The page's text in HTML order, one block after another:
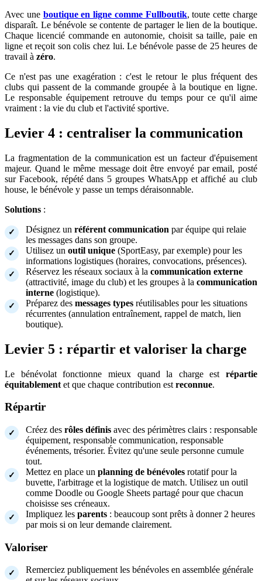
Avec une boutique en ligne comme Fullboutik, toute cette charge
disparaît. Le bénévole se contente de partager le lien de la boutique.
Chaque licencié commande en autonomie, choisit sa taille, paie en
ligne et reçoit son colis chez lui. Le bénévole passe de 25 heures de
travail à zéro.
Ce n'est pas une exagération : c'est le retour le plus fréquent des
clubs qui passent de la commande groupée à la boutique en ligne.
Le responsable équipement retrouve du temps pour ce qu'il aime
vraiment : la vie du club et l'activité sportive.
Levier 4 : centraliser la communication
La fragmentation de la communication est un facteur d'épuisement
majeur. Quand le même message doit être envoyé par email, posté
sur Facebook, répété dans 5 groupes WhatsApp et affiché au club
house, le bénévole y passe un temps déraisonnable.
Solutions :
Désignez un référent communication par équipe qui relaie
les messages dans son groupe.
Utilisez un outil unique (SportEasy, par exemple) pour les
informations logistiques (horaires, convocations, présences).
Réservez les réseaux sociaux à la communication externe
(attractivité, image du club) et les groupes à la communication
interne (logistique).
Préparez des messages types réutilisables pour les situations
récurrentes (annulation entraînement, rappel de match, lien
boutique).
Levier 5 : répartir et valoriser la charge
Le bénévolat fonctionne mieux quand la charge est répartie
équitablement et que chaque contribution est reconnue.
Répartir
Créez des rôles définis avec des périmètres clairs : responsable
équipement, responsable communication, responsable
événements, trésorier. Évitez qu'une seule personne cumule
tout.
Mettez en place un planning de bénévoles rotatif pour la
buvette, l'arbitrage et la logistique de match. Utilisez un outil
comme Doodle ou Google Sheets partagé pour que chacun
choisisse ses créneaux.
Impliquez les parents : beaucoup sont prêts à donner 2 heures
par mois si on leur demande clairement.
Valoriser
Remerciez publiquement les bénévoles en assemblée générale